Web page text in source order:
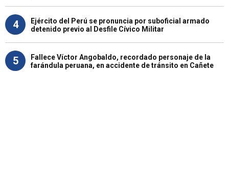
4
Ejército del Perú se pronuncia por suboficial armado
detenido previo al Desfile Cívico Militar
5
Fallece Víctor Angobaldo, recordado personaje de la
farándula peruana, en accidente de tránsito en Cañete